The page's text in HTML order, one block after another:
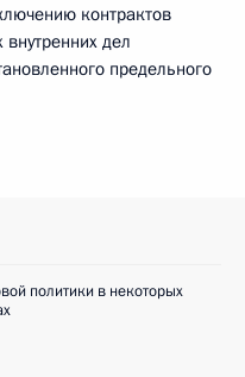
контрактов
дел
предельного
политики в некоторых